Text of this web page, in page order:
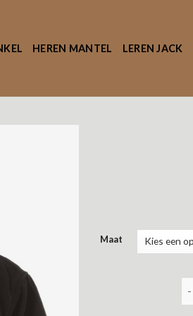
HEREN MANTEL LEREN JACK
Maat